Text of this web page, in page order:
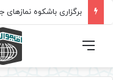
برگزاری باشکوه
فهرست